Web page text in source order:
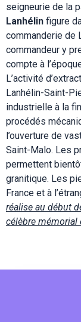
seigneurie de la
Lanhélin figure
commanderie de
commandeur y
compte à
L’activité
Lanhélin-Saint-
industrielle à la
procédés
l’ouverture de
Saint-Malo. Les
permettent
granitique. Les
France et à
réalise au début
célèbre mémorial